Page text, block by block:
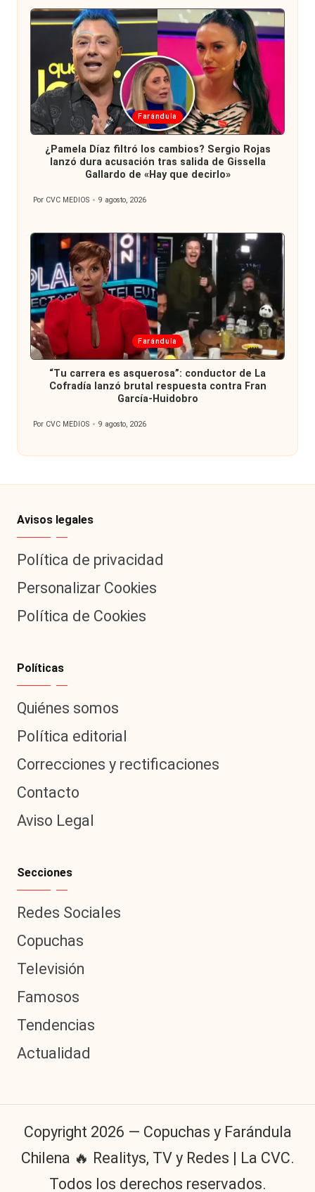
Publicada
en
Farándula
¿Pamela Díaz filtró los cambios? Sergio Rojas
lanzó dura acusación tras salida de Gissella
Gallardo de «Hay que decirlo»
Publicado
Por CVC MEDIOS 9 agosto, 2026
Publicada
en
Farándula
“Tu carrera es asquerosa”: conductor de La
Cofradía lanzó brutal respuesta contra Fran
García-Huidobro
Publicado
Por CVC MEDIOS 9 agosto, 2026
Avisos legales
Política de privacidad
Personalizar Cookies
Política de Cookies
Políticas
Quiénes somos
Política editorial
Correcciones y rectificaciones
Contacto
Aviso Legal
Secciones
Redes Sociales
Copuchas
Televisión
Famosos
Tendencias
Actualidad
Copyright 2026 — Copuchas y Farándula
Chilena 🔥 Realitys, TV y Redes | La CVC.
Todos los derechos reservados.